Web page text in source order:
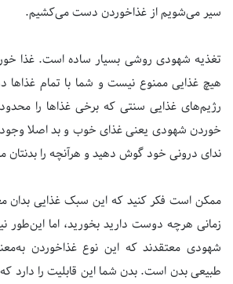
سیر می‌شویم از غذاخوردن دست می‌کشیم.
تغذیه شهودی روشی بسیار ساده است. غذا
هیچ غذایی ممنوع نیست و شما با تمام
رژیم‌های غذایی سنتی که برخی غذاها را
خوردن شهودی یعنی غذای خوب و بد اصلا وجود
ندای درونی خود گوش دهید و هرآنچه را بدنتان
ممکن است فکر کنید که این سبک غذایی بدان
زمانی هرچه دوست دارید بخورید، اما این‌طور
شهودی معتقدند که این نوع غذاخوردن
طبیعی بدن است. بدن شما این قابلیت را دارد